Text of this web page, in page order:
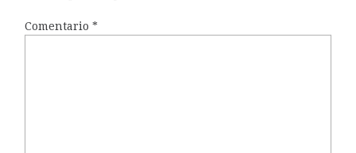
Comentario *